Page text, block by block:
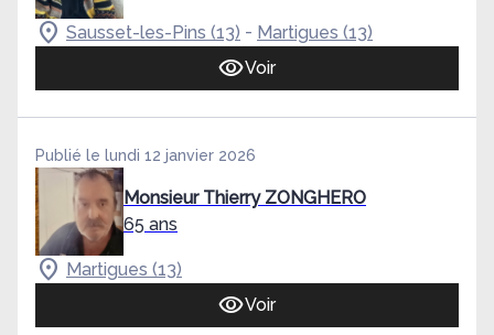
Sausset-les-Pins (13) - Martigues (13)
Voir
Publié le lundi 12 janvier 2026
Monsieur Thierry ZONGHERO
65 ans
Martigues (13)
Voir